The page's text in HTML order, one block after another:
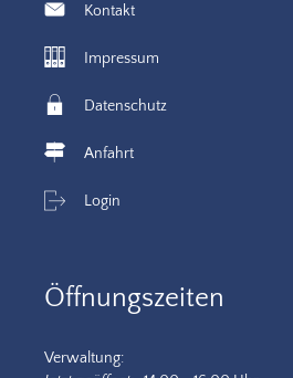
Kontakt
Impressum
Datenschutz
Anfahrt
Login
Öffnungszeiten
Verwaltung: